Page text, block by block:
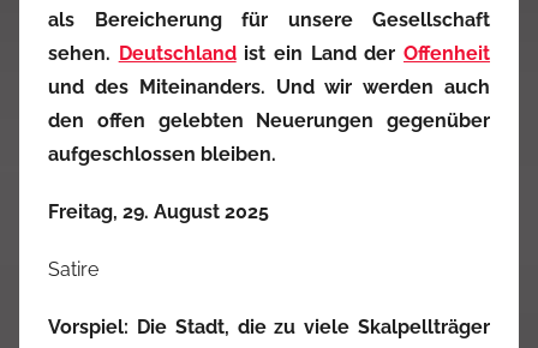
als Bereicherung für unsere Gesellschaft
sehen. Deutschlandist ein Land derOffenheit
und des Miteinanders. Und wir werden auch
den offen gelebten Neuerungen gegenüber
aufgeschlossen bleiben.
Freitag, 29. August 2025
Satire
Vorspiel: Die Stadt, die zu viele Skalpellträger